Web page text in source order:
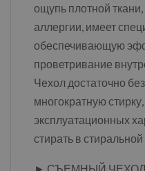
ощупь плотной
аллергии, имеет
обеспечивающую
проветривание
Чехол достаточно
многократную
эксплуатационных
стирать в
► СЪЕМНЫЙ